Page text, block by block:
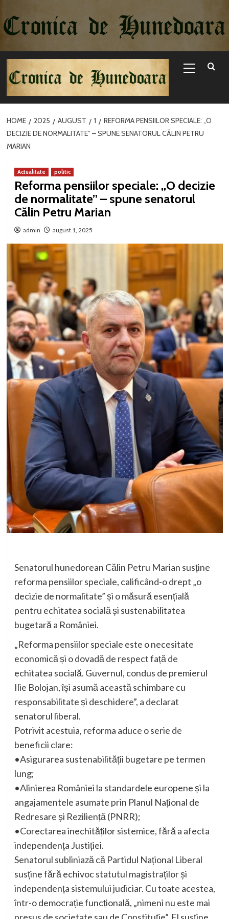
la
conținut
Menu
HOME 2025 AUGUST 1
REFORMA PENSIILOR SPECIALE: „O
DECIZIE DE NORMALITATE” – SPUNE SENATORUL CĂLIN PETRU
MARIAN
Actualitate politic
Reforma pensiilor speciale: „O decizie
de normalitate” – spune senatorul
Călin Petru Marian
admin august 1, 2025
Senatorul hunedorean Călin Petru Marian susține
reforma pensiilor speciale, calificând-o drept „o
decizie de normalitate” și o măsură esențială
pentru echitatea socială și sustenabilitatea
bugetară a României.
„Reforma pensiilor speciale este o necesitate
economică și o dovadă de respect față de
echitatea socială. Guvernul, condus de premierul
Ilie Bolojan, își asumă această schimbare cu
responsabilitate și deschidere”, a declarat
senatorul liberal.
Potrivit acestuia, reforma aduce o serie de
beneficii clare:
•Asigurarea sustenabilității bugetare pe termen
lung;
•Alinierea României la standardele europene și la
angajamentele asumate prin Planul Național de
Redresare și Reziliență (PNRR);
•Corectarea inechităților sistemice, fără a afecta
independența Justiției.
Senatorul subliniază că Partidul Național Liberal
susține fără echivoc statutul magistraților și
independența sistemului judiciar. Cu toate acestea,
într-o democrație funcțională, „nimeni nu este mai